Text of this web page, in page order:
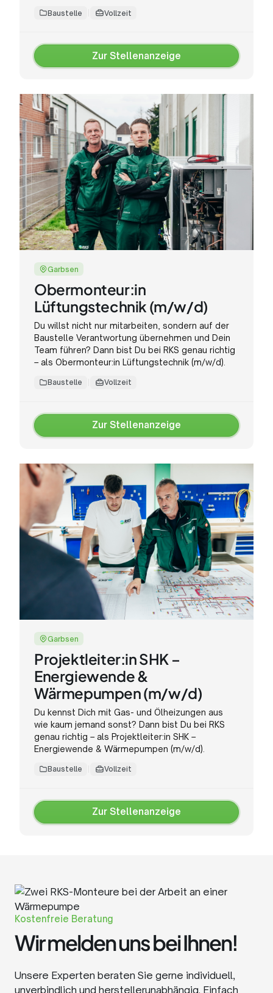
Baustelle Vollzeit
Zur Stellenanzeige
Zur
Garbsen
Obermonteur:in
Lüftungstechnik (m/w/d)
Du willst nicht nur mitarbeiten, sondern auf der
Baustelle Verantwortung übernehmen und Dein
Team führen? Dann bist Du bei RKS genau richtig
– als Obermonteur:in Lüftungstechnik (m/w/d).
Baustelle Vollzeit
Zur Stellenanzeige
Zur
Garbsen
Projektleiter:in SHK –
Energiewende &
Wärmepumpen (m/w/d)
Du kennst Dich mit Gas- und Ölheizungen aus
wie kaum jemand sonst? Dann bist Du bei RKS
genau richtig – als Projektleiter:in SHK –
Energiewende & Wärmepumpen (m/w/d).
Baustelle Vollzeit
Zur Stellenanzeige
Zur
Kostenfreie Beratung
Wir melden uns bei Ihnen!
Unsere Experten beraten Sie gerne individuell,
unverbindlich und herstellerunabhängig. Einfach